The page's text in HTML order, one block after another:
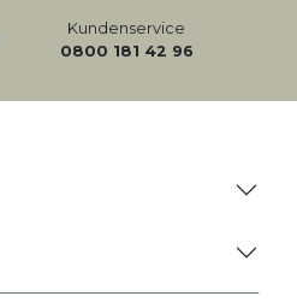
Kundenservice
0800 181 42 96